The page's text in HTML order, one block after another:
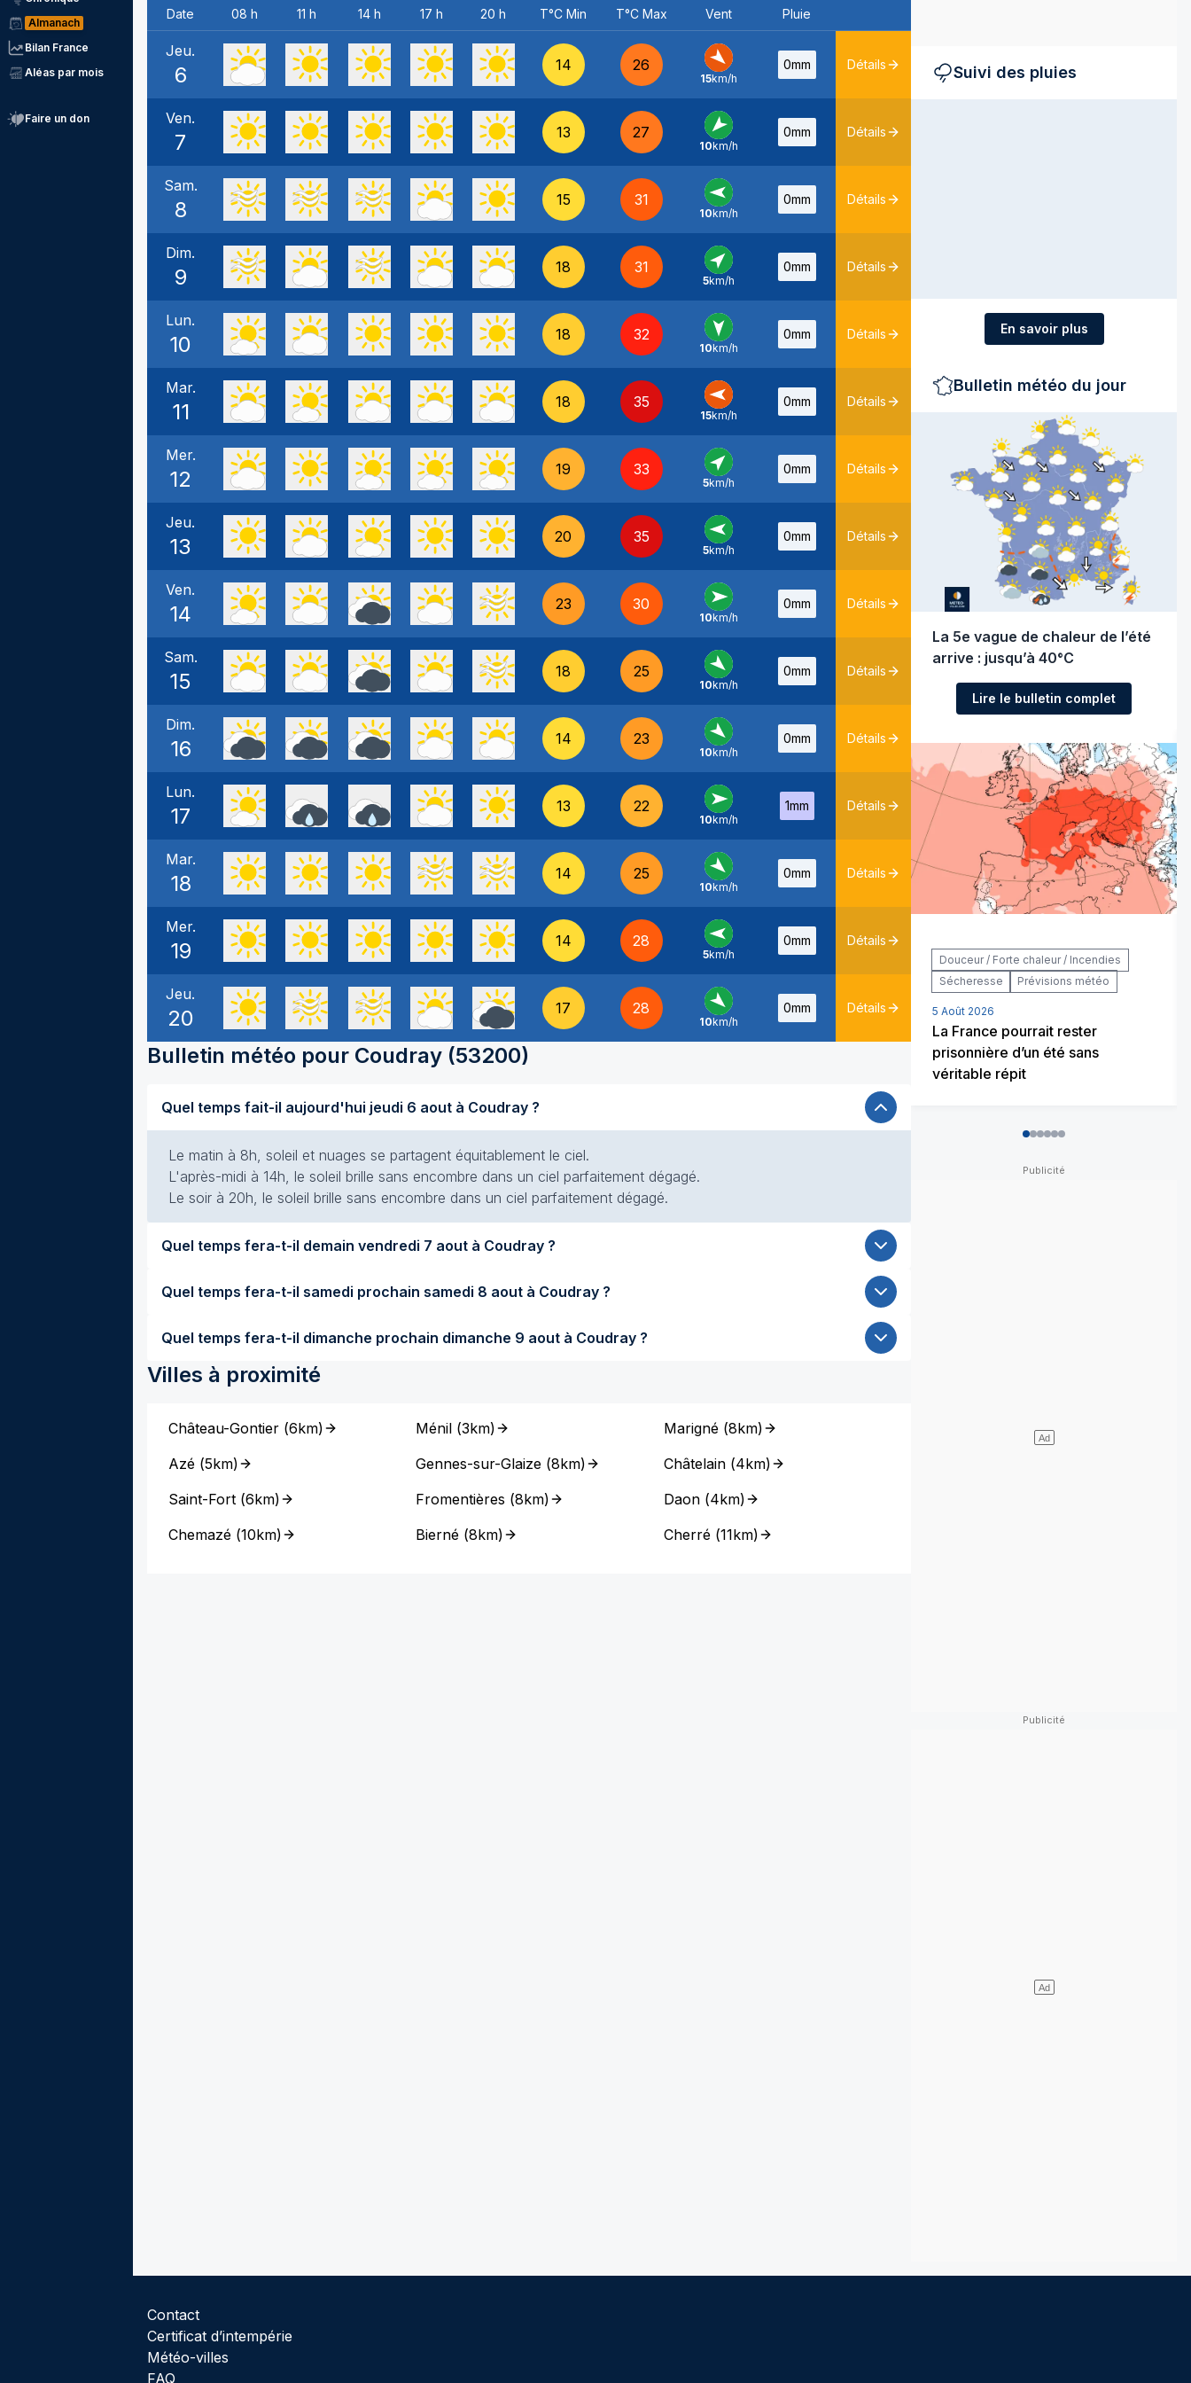
Almanach
Bilan France
Aléas par mois
Faire un don
Date 08 h 11 h 14 h 17 h 20 h T°C Min T°C Max Vent Pluie
Jeu.
6 14 26
NO
15km/h
0mm Détails
Ven.
7 13 27
NE -
10km/h
0mm Détails
Sam.
8 15 31
E -
10km/h
0mm Détails
Dim.
9 18 31
SO
5km/h
0mm Détails
Lun.
10 18 32
N -
10km/h
0mm Détails
Mar.
11 18 35
E -
15km/h
0mm Détails
Mer.
12 19 33
SO
5km/h
0mm Détails
Jeu.
13 20 35
E -
5km/h
0mm Détails
Ven.
14 23 30
O -
10km/h
0mm Détails
Sam.
15 18 25
NO -
10km/h
0mm Détails
Dim.
16 14 23
NO -
10km/h
0mm Détails
Lun.
17 13 22
O -
10km/h
1mm Détails
Mar.
18 14 25
NO -
10km/h
0mm Détails
Mer.
19 14 28
E -
5km/h
0mm Détails
Jeu.
20 17 28
NO -
10km/h
0mm Détails
Bulletin météo pour Coudray (53200)
Quel temps fait-il aujourd'hui jeudi 6 aout à Coudray ?
Le matin à 8h, soleil et nuages se partagent équitablement le ciel.
L'après-midi à 14h, le soleil brille sans encombre dans un ciel parfaitement dégagé.
Le soir à 20h, le soleil brille sans encombre dans un ciel parfaitement dégagé.
Quel temps fera-t-il demain vendredi 7 aout à Coudray ?
Quel temps fera-t-il samedi prochain samedi 8 aout à Coudray ?
Quel temps fera-t-il dimanche prochain dimanche 9 aout à Coudray ?
Villes à proximité
Château-Gontier (6km)
Azé (5km)
Saint-Fort (6km)
Chemazé (10km)
Ménil (3km)
Gennes-sur-Glaize (8km)
Fromentières (8km)
Bierné (8km)
Marigné(8km)
Châtelain(4km)
Daon(4km)
Cherré(11km)
Suivi des pluies
En savoir plus
Bulletin météo du jour
La 5e vague de chaleur de l’été
arrive : jusqu’à 40°C
Lire le bulletin complet
Douceur / Forte chaleur / Incendies
Sécheresse
Prévisions météo
5 Août 2026
La France pourrait rester
prisonnière d’un été sans
véritable répit
Contact
Certificat d’intempérie
Météo-villes
FAQ